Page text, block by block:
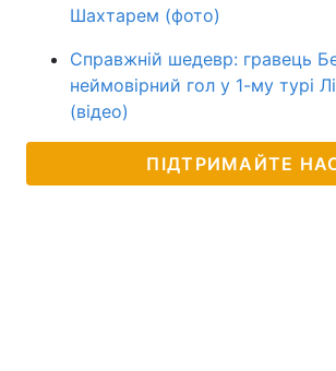
Шахтарем (фото)
Справжній шедевр: гравець
неймовірний гол у 1-му турі
(відео)
ПІДТРИМАЙТЕ